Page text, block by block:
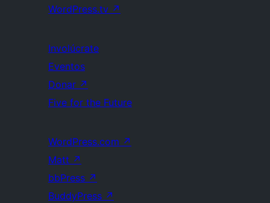
WordPress.tv ↗
Involúcrate
Eventos
Donar ↗
Five for the Future
WordPress.com ↗
Matt ↗
bbPress ↗
BuddyPress ↗